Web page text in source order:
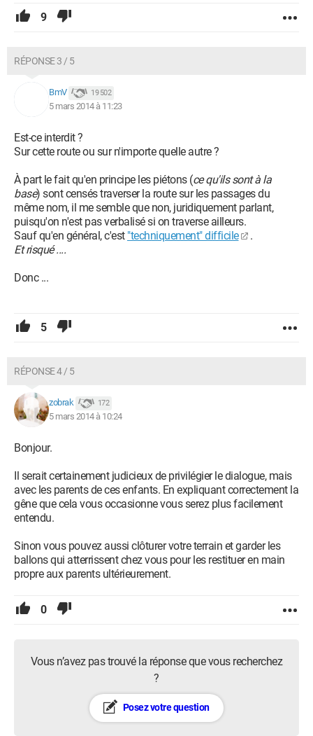
9
RÉPONSE 3 / 5
BmV 19 502
5 mars 2014 à 11:23
Est-ce interdit ?
Sur cette route ou sur n'importe quelle autre ?
À part le fait qu'en principe les piétons (ce qu'ils sont à la
base) sont censés traverser la route sur les passages du
même nom, il me semble que non, juridiquement parlant,
puisqu'on n'est pas verbalisé si on traverse ailleurs.
Sauf qu'en général, c'est "techniquement" difficile
.
Et risqué ....
Donc ...
5
RÉPONSE 4 / 5
zobrak 172
5 mars 2014 à 10:24
Bonjour.
Il serait certainement judicieux de privilégier le dialogue, mais
avec les parents de ces enfants. En expliquant correctement la
gêne que cela vous occasionne vous serez plus facilement
entendu.
Sinon vous pouvez aussi clôturer votre terrain et garder les
ballons qui atterrissent chez vous pour les restituer en main
propre aux parents ultérieurement.
0
Vous n’avez pas trouvé la réponse que vous recherchez
?
Posez votre question